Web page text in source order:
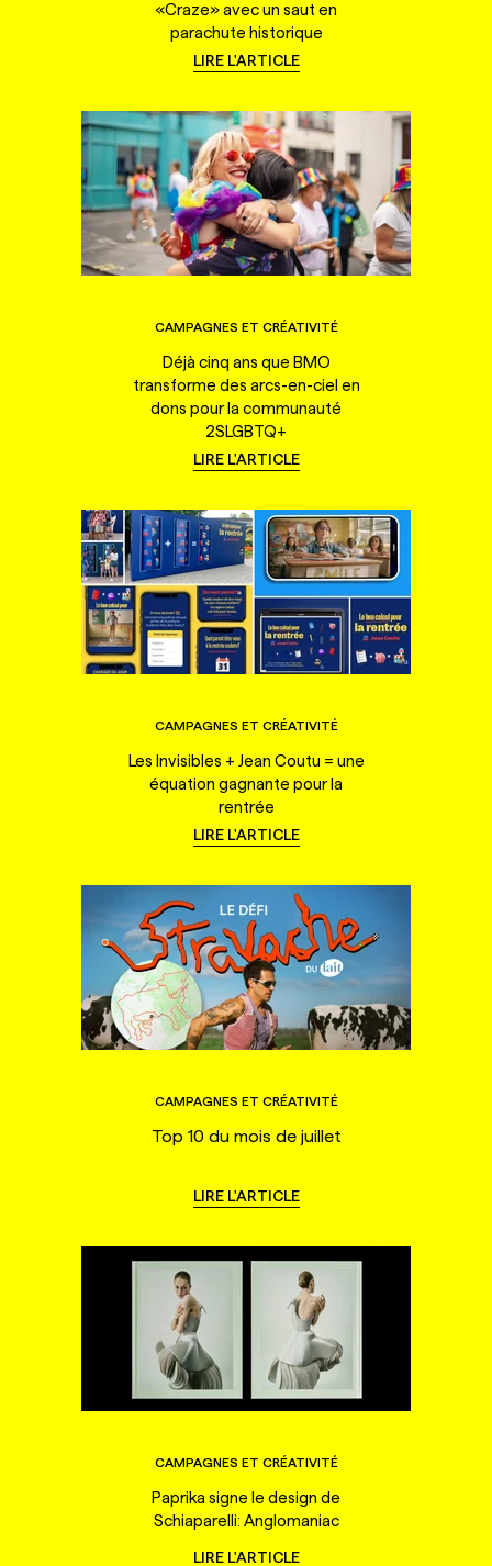
«Craze» avec un saut en
parachute historique
LIRE L'ARTICLE
CAMPAGNES ET CRÉATIVITÉ
Déjà cinq ans que BMO
transforme des arcs-en-ciel en
dons pour la communauté
2SLGBTQ+
LIRE L'ARTICLE
CAMPAGNES ET CRÉATIVITÉ
Les Invisibles + Jean Coutu = une
équation gagnante pour la
rentrée
LIRE L'ARTICLE
CAMPAGNES ET CRÉATIVITÉ
Top 10 du mois de juillet
LIRE L'ARTICLE
CAMPAGNES ET CRÉATIVITÉ
Paprika signe le design de
Schiaparelli: Anglomaniac
LIRE L'ARTICLE